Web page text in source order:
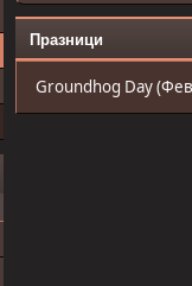
Празници
Groundhog Day